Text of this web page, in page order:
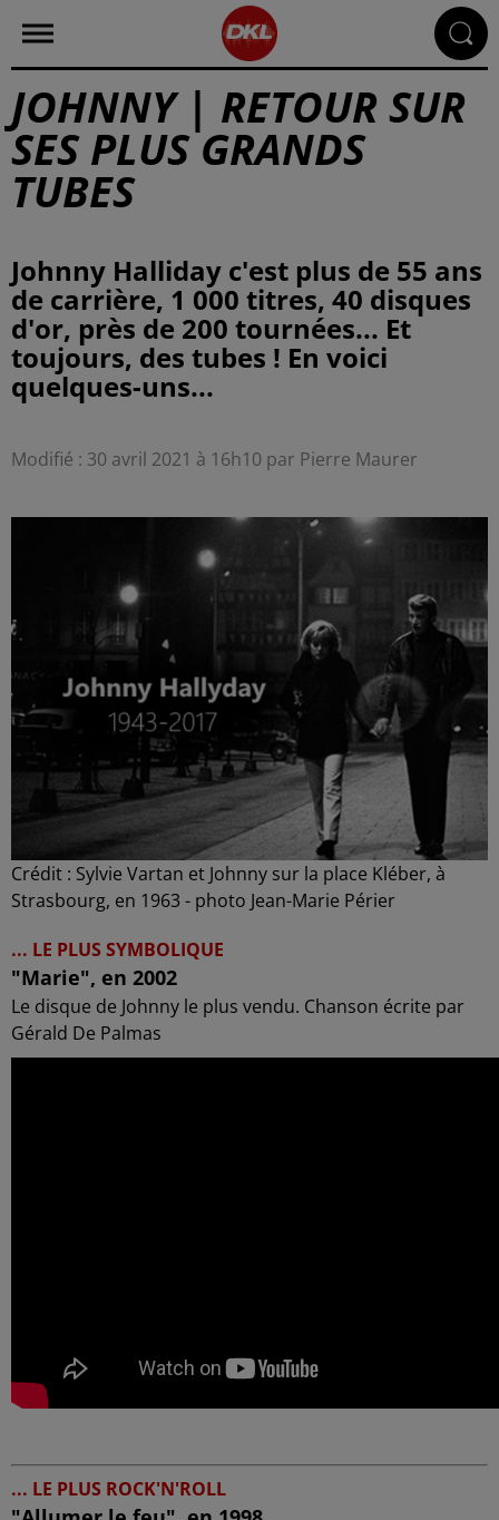
JOHNNY | RETOUR SUR
SES PLUS GRANDS
TUBES
Johnny Halliday c'est plus de 55 ans
de carrière, 1 000 titres, 40 disques
d'or, près de 200 tournées... Et
toujours, des tubes ! En voici
quelques-uns...
Modifié : 30 avril 2021 à 16h10 par Pierre Maurer
Crédit : Sylvie Vartan et Johnny sur la place Kléber, à
Strasbourg, en 1963 - photo Jean-Marie Périer
... LE PLUS SYMBOLIQUE
"Marie", en 2002
Le disque de Johnny le plus vendu. Chanson écrite par
Gérald De Palmas
... LE PLUS ROCK'N'ROLL